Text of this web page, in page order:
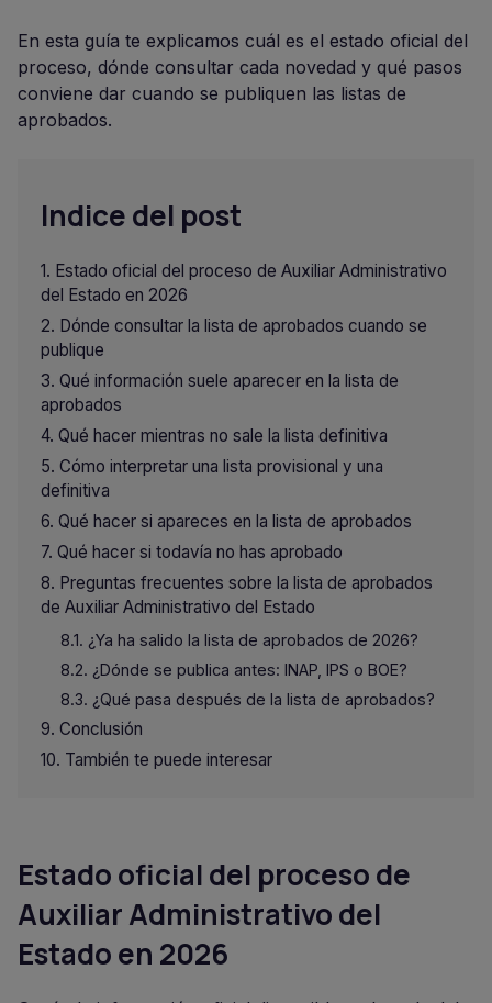
En esta guía te explicamos cuál es el estado oficial del
proceso, dónde consultar cada novedad y qué pasos
conviene dar cuando se publiquen las listas de
aprobados.
Indice del post
Estado oficial del proceso de Auxiliar Administrativo
del Estado en 2026
Dónde consultar la lista de aprobados cuando se
publique
Qué información suele aparecer en la lista de
aprobados
Qué hacer mientras no sale la lista definitiva
Cómo interpretar una lista provisional y una
definitiva
Qué hacer si apareces en la lista de aprobados
Qué hacer si todavía no has aprobado
Preguntas frecuentes sobre la lista de aprobados
de Auxiliar Administrativo del Estado
¿Ya ha salido la lista de aprobados de 2026?
¿Dónde se publica antes: INAP, IPS o BOE?
¿Qué pasa después de la lista de aprobados?
Conclusión
También te puede interesar
Estado oficial del proceso de
Auxiliar Administrativo del
Estado en 2026